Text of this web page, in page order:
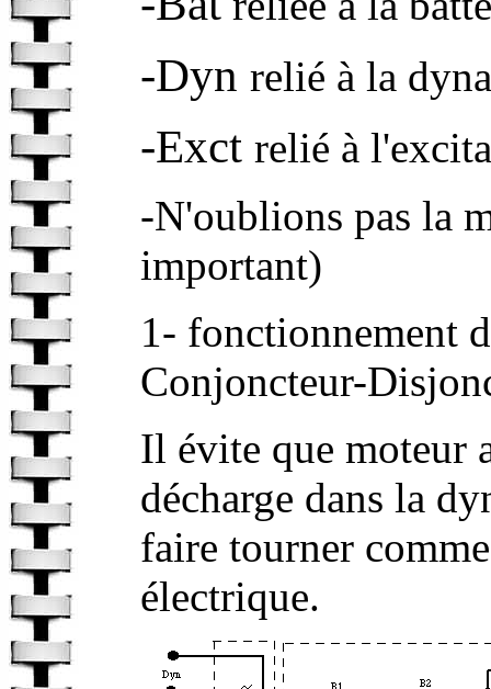
-Dyn relié à la
-Exct relié à
-N'oublions pas la
important)
1- fonctionnement
Conjoncteur-
Il évite que moteur
décharge dans la
faire tourner
électrique.